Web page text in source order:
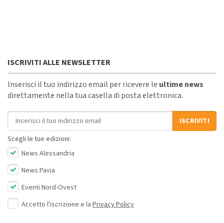
ISCRIVITI ALLE NEWSLETTER
Inserisci il tuo indirizzo email per ricevere le ultime news
direttamente nella tua casella di posta elettronica.
Indirizzo email
ISCRIVITI
Scegli le tue edizioni:
News Alessandria
News Pavia
Eventi Nord-Ovest
Accetto l'iscrizione e la Privacy Policy